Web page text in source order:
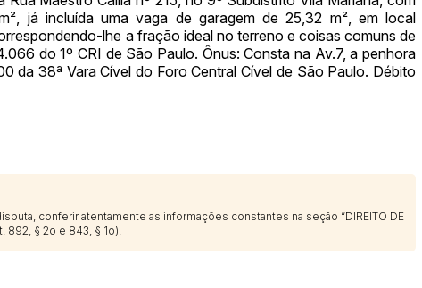
já incluída uma vaga de garagem de 25,32 m², em local
lhe a fração ideal no terreno e coisas comuns de
do 1º CRI de São Paulo. Ônus: Consta na Av.7, a penhora
da 38ª Vara Cível do Foro Central Cível de São Paulo. Débito
conferir atentamente as informações constantes na seção “DIREITO DE
892, § 2o e 843, § 1o).
14/04/2025 18:43:11 TIAGOFELIPE